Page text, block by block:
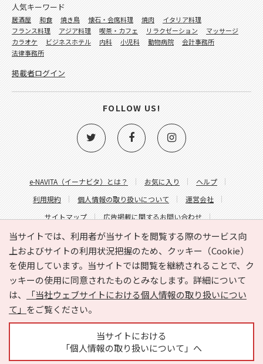
当サイトでは、利用者が当サイトを閲覧する際のサービス向
上およびサイトの利用状況把握のため、クッキー（Cookie）
を使用しています。当サイトでは閲覧を継続されることで、ク
ッキーの使用に同意されたものとみなします。詳細について
は、
「当社ウェブサイトにおける個人情報の取り扱いについ
て」 をご覧ください。
当サイトにおける
「個人情報の取り扱いについて」へ
e-NAVITA（イーナビタ）とは？ お気に入り
ヘルプ
利用規約
個人情報の取り扱いについて
運営会社
サイトマップ
広告掲載に関するお問い合わせ
サイトの内容に関するお問い合わせ
人気キーワード
居酒屋 和食 焼き鳥 懐石・会席料理 焼肉
イタリア料理
フランス料理
アジア料理 喫茶・カフェ リラクゼーション
マッサージ
カラオケ
ビジネスホテル 内科 小児科 動物病院
会計事務所
法律事務所
掲載者ログイン
FOLLOW US!
Copyright © HYOJITO.Co.,Ltd. All Rights Reserved.